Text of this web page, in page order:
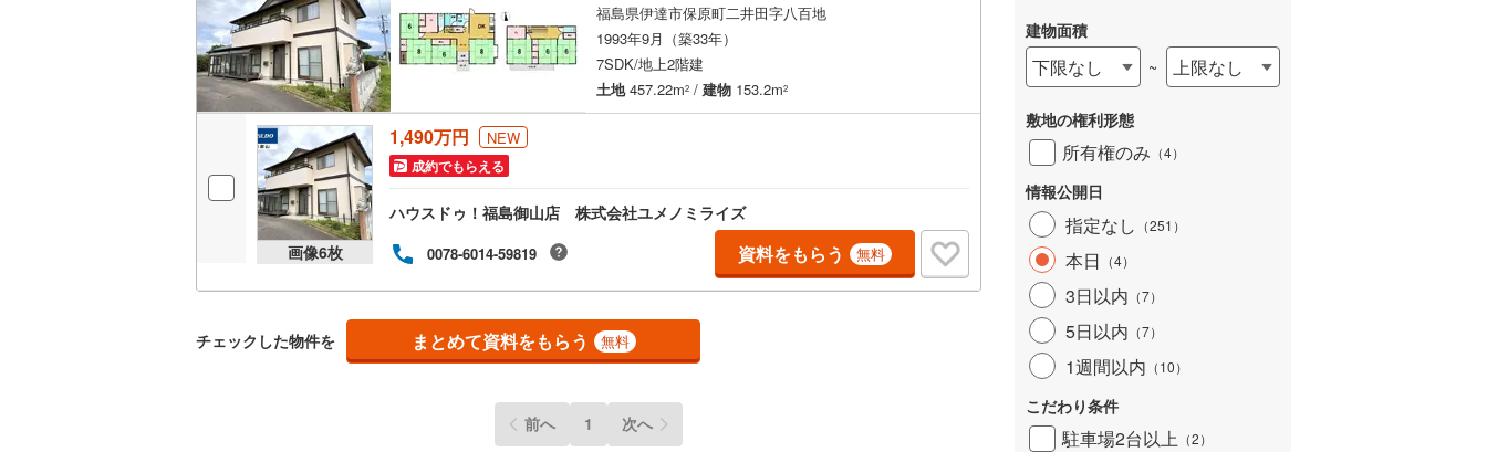
福島県伊達市保原町二井田字八百地
1993年9月（築33年）
7SDK/地上2階建
土地457.22m2 / 建物 153.2m2
画像6枚
1,490万円 NEW
成約でもらえる
ハウスドゥ！福島御山店 株式会社ユメノミライズ
0078-6014-59819 資料をもらう 無料
チェックした物件を まとめて資料をもらう 無料
前へ 1 次へ
建物面積
下限なし ~ 上限なし
敷地の権利形態
所有権のみ （4）
情報公開日
指定なし （251 ）
本日 （4）
3日以内 （7）
5日以内 （7）
1週間以内 （10）
こだわり条件
駐車場2台以上 （2）